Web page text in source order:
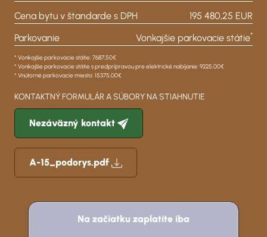
Cena bytu v štandarde s DPH
195 480,25 EUR
Parkovanie
Vonkajšie parkovacie státie*
* Vonkajšie parkovacie státie: 7687,50€
* Vonkajšie parkovacie státie s predprípravou pre elektrické nabíjanie: 9225,00€
* Vnútorné parkovacie miesto: 15375,00€
KONTAKTNÝ FORMULÁR A SÚBORY NA STIAHNUTIE
Nezáväzný kontakt
A-15_podorys.pdf
Na začiatku zaplatíte iba